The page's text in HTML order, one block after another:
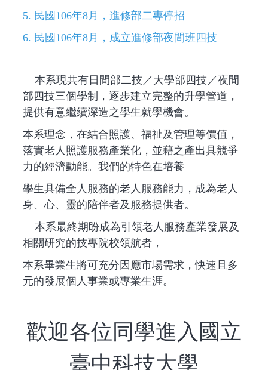
5. 民國106年8月，進修部二專停招
6. 民國106年8月，成立進修部夜間班四技
本系現共有日間部二技／大學部四技／夜間
部四技三個學制，逐步建立完整的升學管道，
提供有意繼續深造之學生就學機會。
本系理念，在結合照護、福祉及管理等價值，
落實老人照護服務產業化，並藉之產出具競爭
力的經濟動能。我們的特色在培養
學生具備全人服務的老人服務能力，成為老人
身、心、靈的陪伴者及服務提供者。
本系最終期盼成為引領老人服務產業發展及
相關研究的技專院校領航者，
本系畢業生將可充分因應市場需求，快速且多
元的發展個人事業或專業生涯。
歡迎各位同學進入國立
臺中科技大學